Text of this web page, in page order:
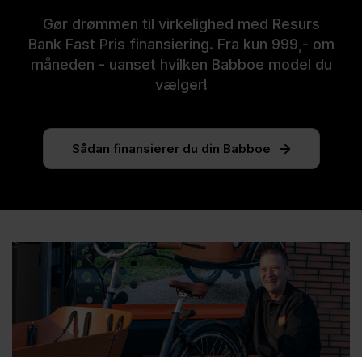
Batterilås
Walk-assist
Panserskjold – undervognsbeskytter
Indstigningstrin
Robuste skærme
Parkeringsbremse
Indvendige gear
Gør drømmen til virkelighed med Resurs
Bank Fast Pris finansiering. Fra kun 999,- om
måneden - uanset hvilken Babboe model du
vælger!
Sådan finansierer du din Babboe